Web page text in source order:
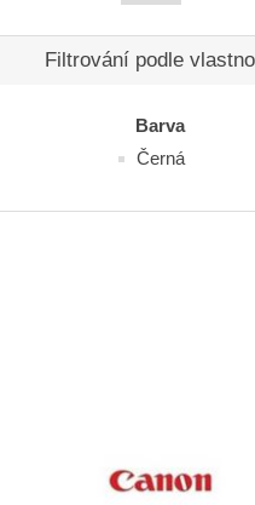
Filtrování podle
Barva
Černá